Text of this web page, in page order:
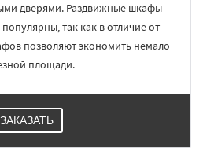
дверями. Раздвижные шкафы
так как в отличие от
позволяют экономить немало
площади.
ЗАКАЗАТЬ